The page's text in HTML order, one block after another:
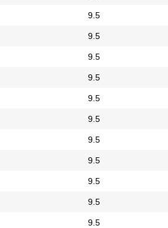
9.5
9.5
9.5
9.5
9.5
9.5
9.5
9.5
9.5
9.5
9.5